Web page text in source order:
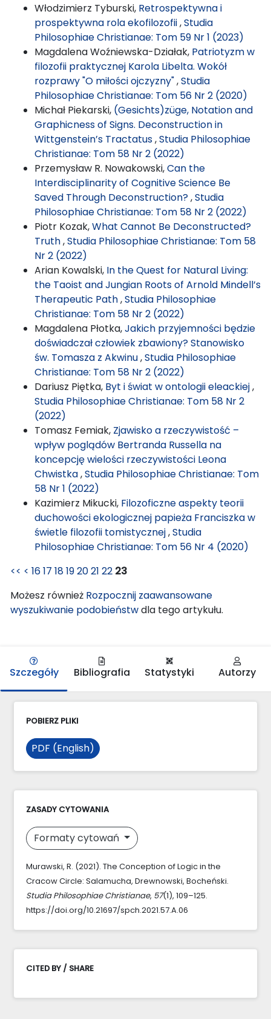
Włodzimierz Tyburski, Retrospektywna i
prospektywna rola ekofilozofii,Studia
Philosophiae Christianae: Tom 59 Nr 1 (2023)
Magdalena Woźniewska-Działak, Patriotyzm w
filozofii praktycznej Karola Libelta. Wokół
rozprawy "O miłości ojczyzny",Studia
Philosophiae Christianae: Tom 56 Nr 2 (2020)
Michał Piekarski, (Gesichts)züge, Notation and
Graphicness of Signs. Deconstruction in
Wittgenstein’s Tractatus,Studia Philosophiae
Christianae: Tom 58 Nr 2 (2022)
Przemysław R. Nowakowski,Can the
Interdisciplinarity of Cognitive Science Be
Saved Through Deconstruction?,Studia
Philosophiae Christianae: Tom 58 Nr 2 (2022)
Piotr Kozak,What Cannot Be Deconstructed?
Truth,Studia Philosophiae Christianae: Tom 58
Nr 2 (2022)
Arian Kowalski, In the Quest for Natural Living:
the Taoist and Jungian Roots of Arnold Mindell’s
Therapeutic Path,Studia Philosophiae
Christianae: Tom 58 Nr 2 (2022)
Magdalena Płotka,Jakich przyjemności będzie
doświadczał człowiek zbawiony? Stanowisko
św. Tomasza z Akwinu,Studia Philosophiae
Christianae: Tom 58 Nr 2 (2022)
Dariusz Piętka, Byt i świat w ontologii eleackiej,
Studia Philosophiae Christianae: Tom 58 Nr 2
(2022)
Tomasz Femiak, Zjawisko a rzeczywistość –
wpływ poglądów Bertranda Russella na
koncepcję wielości rzeczywistości Leona
Chwistka,Studia Philosophiae Christianae: Tom
58 Nr 1 (2022)
Kazimierz Mikucki, Filozoficzne aspekty teorii
duchowości ekologicznej papieża Franciszka w
świetle filozofii tomistycznej,Studia
Philosophiae Christianae: Tom 56 Nr 4 (2020)
<< < 1617 18192021 22 23
Możesz również Rozpocznij zaawansowane
wyszukiwanie podobieństwdla tego artykułu.
Szczegóły Bibliografia Statystyki Autorzy
POBIERZ PLIKI
PDF (English)
ZASADY CYTOWANIA
Formaty cytowań
Murawski, R. (2021). The Conception of Logic in the
Cracow Circle: Salamucha, Drewnowski, Bocheński.
Studia Philosophiae Christianae, 57(1), 109–125.
https://doi.org/10.21697/spch.2021.57.A.06
CITED BY / SHARE